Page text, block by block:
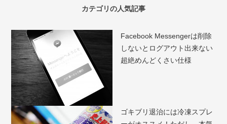
カテゴリの人気記事
Facebook Messengerは削除
しないとログアウト出来ない
超絶めんどくさい仕様
ゴキブリ退治には冷凍スプレ